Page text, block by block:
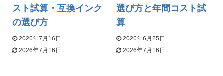
スト試算・互換インク
の選び方
2026年7月16日
2026年7月16日
選び方と年間コスト試
算
2026年6月25日
2026年7月16日